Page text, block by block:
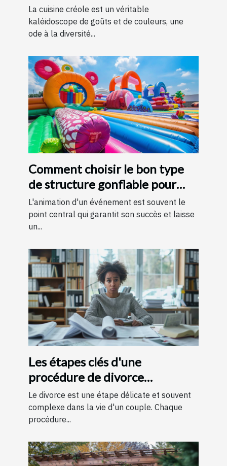
La cuisine créole est un véritable
kaléidoscope de goûts et de couleurs, une
ode à la diversité...
Comment choisir le bon type
de structure gonflable pour
votre événement
L'animation d'un événement est souvent le
point central qui garantit son succès et laisse
un...
Les étapes clés d'une
procédure de divorce
expliquées simplement
Le divorce est une étape délicate et souvent
complexe dans la vie d'un couple. Chaque
procédure...